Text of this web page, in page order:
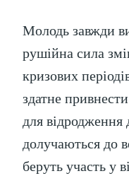
Молодь завжди
рушійна сила
кризових
здатне
для
долучаються до
беруть участь у